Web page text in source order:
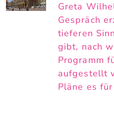
Greta
Gespräch
tieferen
gibt, nach
Programm
aufgestellt
Pläne es